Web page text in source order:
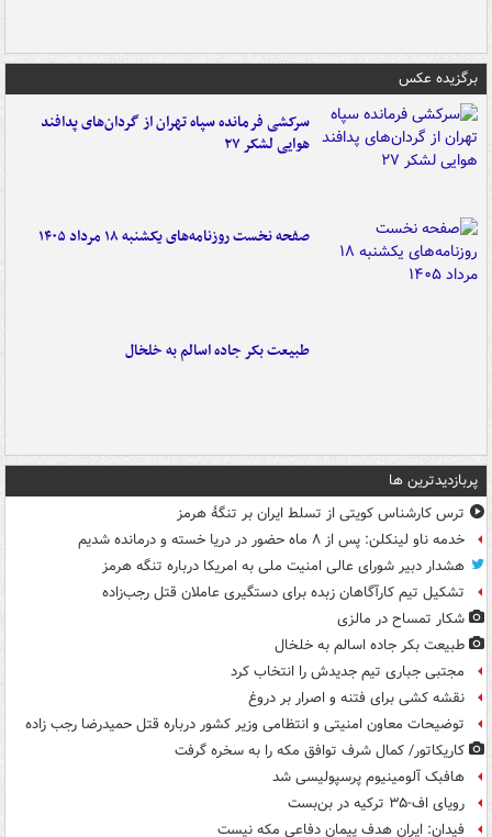
برگزیده عکس
سرکشی فرمانده سپاه تهران از گردان‌های پدافند
هوایی لشکر ۲۷
صفحه نخست روزنامه‌های یکشنبه ۱۸ مرداد ۱۴۰۵
طبیعت بکر جاده اسالم به خلخال
پربازدیدترین ها
ترس کارشناس کویتی از تسلط ایران بر تنگۀ هرمز
خدمه ناو لینکلن: پس از ۸ ماه حضور در دریا خسته و درمانده‌ شدیم
هشدار دبیر شورای عالی امنیت ملی به امریکا درباره تنگه هرمز
تشکیل تیم کارآگاهان زبده برای دستگیری عاملان قتل رجب‌زاده
شکار تمساح در مالزی
طبیعت بکر جاده اسالم به خلخال
مجتبی جباری تیم جدیدش را انتخاب کرد
نقشه کشی برای فتنه و اصرار بر دروغ
توضیحات معاون امنیتی و انتظامی وزیر کشور درباره قتل حمیدرضا رجب زاده
کاریکاتور/ کمال شرف توافق مکه را به سخره گرفت
هافبک آلومینیوم پرسپولیسی شد
رویای اف-۳۵ ترکیه در بن‌بست
فیدان: ایران هدف پیمان دفاعی مکه نیست